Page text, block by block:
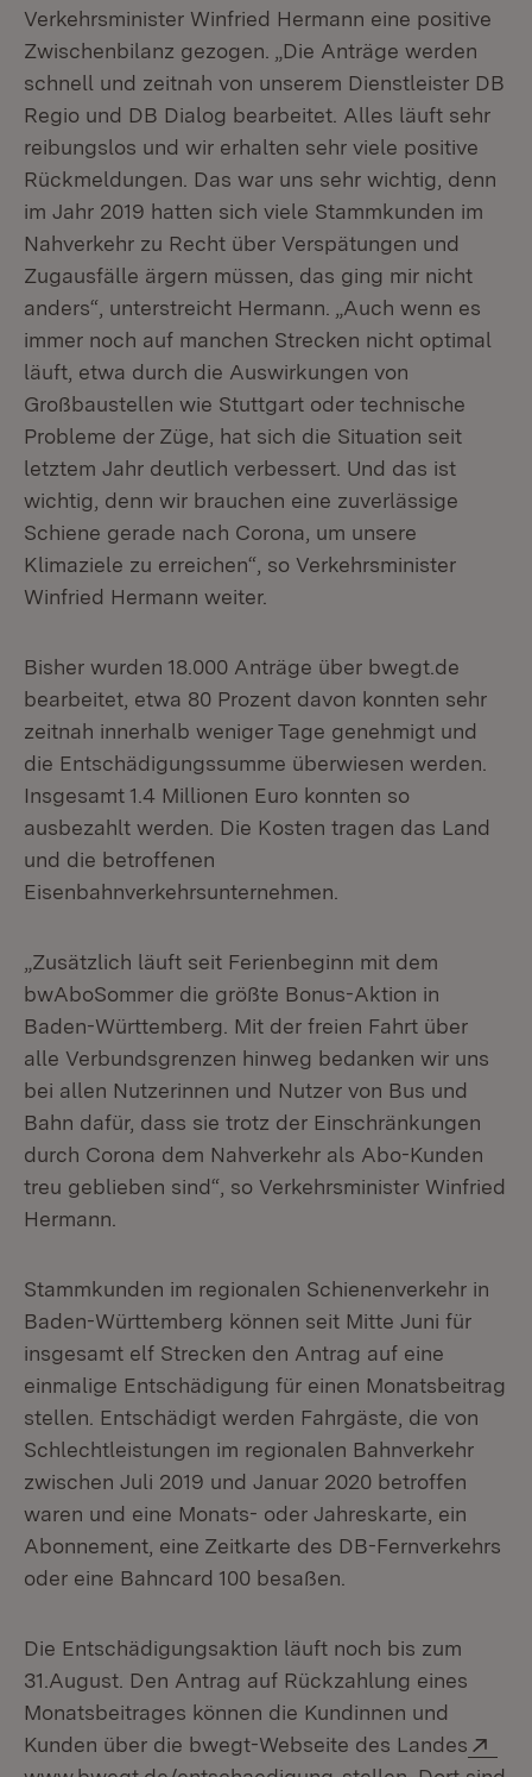
Verkehrsminister Winfried Hermann eine positive
Zwischenbilanz gezogen. „Die Anträge werden
schnell und zeitnah von unserem Dienstleister DB
Regio und DB Dialog bearbeitet. Alles läuft sehr
reibungslos und wir erhalten sehr viele positive
Rückmeldungen. Das war uns sehr wichtig, denn
im Jahr 2019 hatten sich viele Stammkunden im
Nahverkehr zu Recht über Verspätungen und
Zugausfälle ärgern müssen, das ging mir nicht
anders“, unterstreicht Hermann. „Auch wenn es
immer noch auf manchen Strecken nicht optimal
läuft, etwa durch die Auswirkungen von
Großbaustellen wie Stuttgart oder technische
Probleme der Züge, hat sich die Situation seit
letztem Jahr deutlich verbessert. Und das ist
wichtig, denn wir brauchen eine zuverlässige
Schiene gerade nach Corona, um unsere
Klimaziele zu erreichen“, so Verkehrsminister
Winfried Hermann weiter.
Bisher wurden 18.000 Anträge über bwegt.de
bearbeitet, etwa 80 Prozent davon konnten sehr
zeitnah innerhalb weniger Tage genehmigt und
die Entschädigungssumme überwiesen werden.
Insgesamt 1.4 Millionen Euro konnten so
ausbezahlt werden. Die Kosten tragen das Land
und die betroffenen
Eisenbahnverkehrsunternehmen.
„Zusätzlich läuft seit Ferienbeginn mit dem
bwAboSommer die größte Bonus-Aktion in
Baden-Württemberg. Mit der freien Fahrt über
alle Verbundsgrenzen hinweg bedanken wir uns
bei allen Nutzerinnen und Nutzer von Bus und
Bahn dafür, dass sie trotz der Einschränkungen
durch Corona dem Nahverkehr als Abo-Kunden
treu geblieben sind“, so Verkehrsminister Winfried
Hermann.
Stammkunden im regionalen Schienenverkehr in
Baden-Württemberg können seit Mitte Juni für
insgesamt elf Strecken den Antrag auf eine
einmalige Entschädigung für einen Monatsbeitrag
stellen. Entschädigt werden Fahrgäste, die von
Schlechtleistungen im regionalen Bahnverkehr
zwischen Juli 2019 und Januar 2020 betroffen
waren und eine Monats- oder Jahreskarte, ein
Abonnement, eine Zeitkarte des DB-Fernverkehrs
oder eine Bahncard 100 besaßen.
Die Entschädigungsaktion läuft noch bis zum
31.August. Den Antrag auf Rückzahlung eines
Monatsbeitrages können die Kundinnen und
Kunden über die bwegt-Webseite des Landes